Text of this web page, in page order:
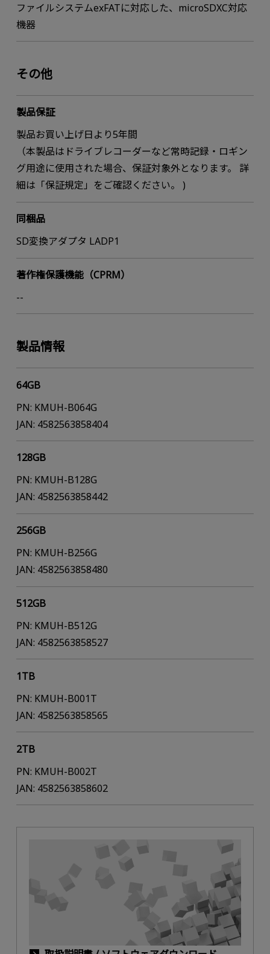
ファイルシステムexFATに対応した、microSDXC対応
機器
その他
製品保証
製品お買い上げ日より5年間
（本製品はドライブレコーダーなど常時記録・ロギン
グ用途に使用された場合、保証対象外となります。 詳
細は「保証規定」をご確認ください。 )
同梱品
SD変換アダプタ LADP1
著作権保護機能（CPRM）
--
製品情報
64GB
PN: KMUH-B064G
JAN: 4582563858404
128GB
PN: KMUH-B128G
JAN: 4582563858442
256GB
PN: KMUH-B256G
JAN: 4582563858480
512GB
PN: KMUH-B512G
JAN: 4582563858527
1TB
PN: KMUH-B001T
JAN: 4582563858565
2TB
PN: KMUH-B002T
JAN: 4582563858602